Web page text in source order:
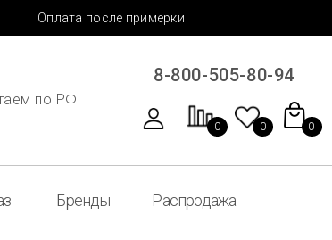
Оплата после примерки
по РФ
8-800-505-80-94
0 0 0
Бренды Распродажа